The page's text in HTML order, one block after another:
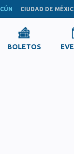
CIUDAD DE
BOLETOS